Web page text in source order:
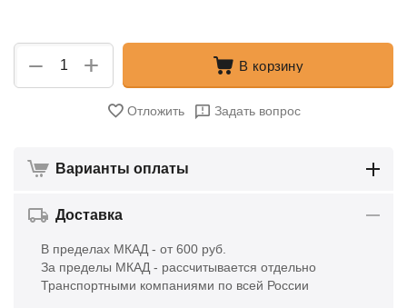
+
− В корзину
Отложить Задать вопрос
Варианты оплаты
Доставка
В пределах МКАД - от 600 руб.
За пределы МКАД - рассчитывается отдельно
Транспортными компаниями по всей России